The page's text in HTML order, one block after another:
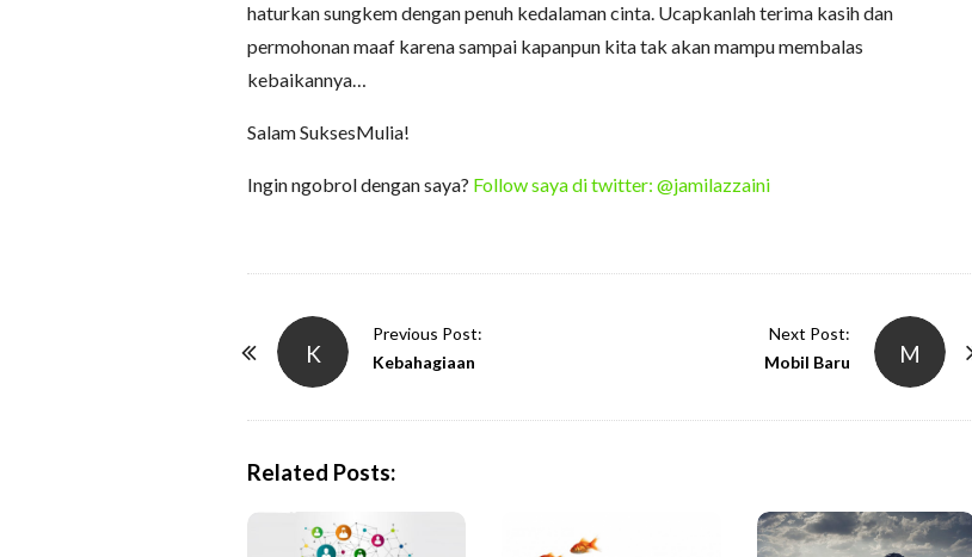
haturkan sungkem dengan penuh kedalaman cinta. Ucapkanlah terima kasih dan
permohonan maaf karena sampai kapanpun kita tak akan mampu membalas
kebaikannya…
Salam SuksesMulia!
Ingin ngobrol dengan saya? Follow saya di twitter: @jamilazzaini
K
Previous Post:
Kebahagiaan
M
Next Post:
Mobil Baru
Related Posts: